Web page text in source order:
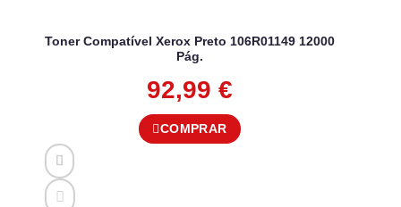
Toner Compatível Xerox Preto 106R01149 12000
Pág.
92,99 €
COMPRAR